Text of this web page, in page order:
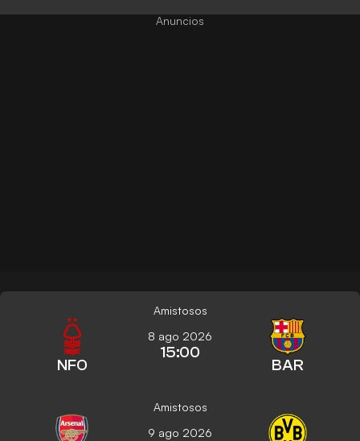
Amistosos
NFO
8 ago 2026
15:00
BAR
Amistosos
9 ago 2026